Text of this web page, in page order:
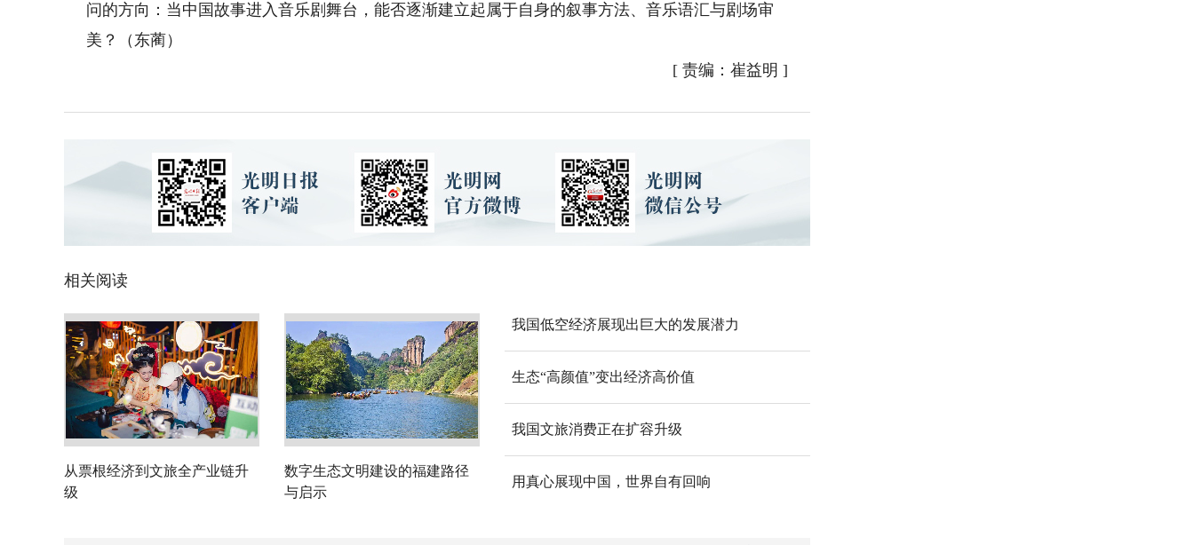
问的方向：当中国故事进入音乐剧舞台，能否逐渐建立起属于自身的叙事方法、音乐语汇与剧场审
美？（东蔺）
[ 责编：崔益明 ]
相关阅读
从票根经济到文旅全产业链升
级
数字生态文明建设的福建路径
与启示
我国低空经济展现出巨大的发展潜力
生态“高颜值”变出经济高价值
我国文旅消费正在扩容升级
用真心展现中国，世界自有回响